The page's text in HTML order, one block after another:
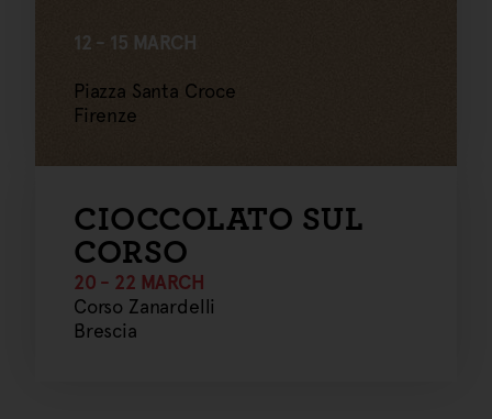
12 - 15 MARCH
Piazza Santa Croce
Firenze
CIOCCOLATO SUL
CORSO
20 - 22 MARCH
Corso Zanardelli
Brescia